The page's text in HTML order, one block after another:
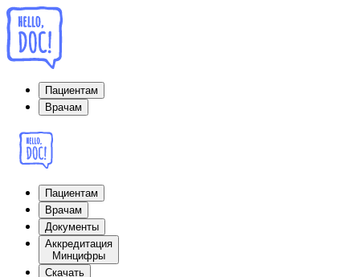
Пациентам
Врачам
Пациентам
Врачам
Документы
Аккредитация
Минцифры
Cкачать